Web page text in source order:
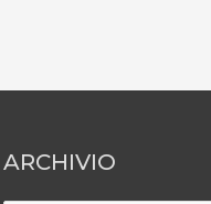
ARCHIVIO
ARCHIVIO